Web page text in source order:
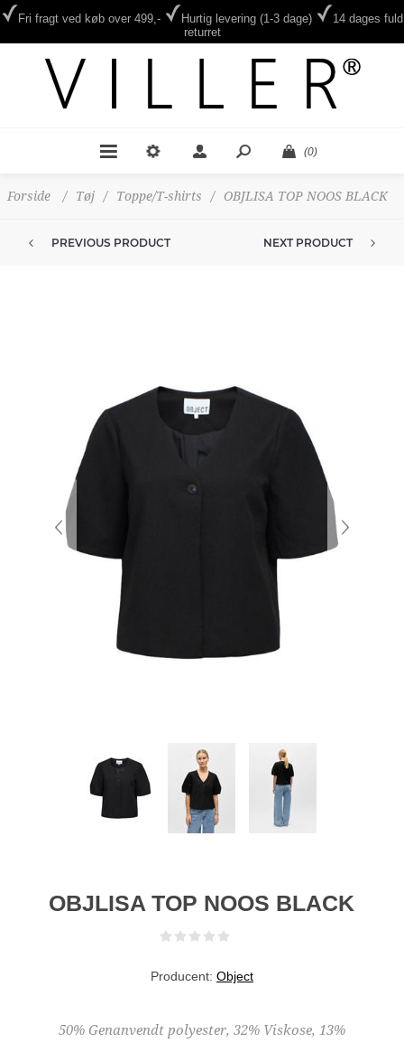
Fri fragt ved køb over 499,- Hurtig levering (1-3 dage)
14 dages fuld
returret
(0)
Forside / Tøj / Toppe/T-shirts / OBJLISA TOP NOOS BLACK
PREVIOUS PRODUCT NEXT PRODUCT
OBJLISA TOP NOOS BLACK
Producent: Object
50% Genanvendt polyester, 32% Viskose, 13%